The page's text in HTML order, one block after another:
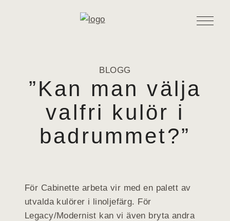
BLOGG
”Kan man välja
valfri kulör i
badrummet?”
För Cabinette arbeta vir med en palett av
utvalda kulörer i linoljefärg. För
Legacy/Modernist kan vi även bryta andra